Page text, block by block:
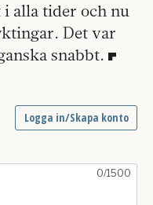
alla tider och nu
Det var
snabbt.